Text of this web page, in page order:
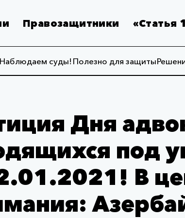
Правозащитники «Статья
Наблюдаем суды! Полезно для защиты
Дня
под
В